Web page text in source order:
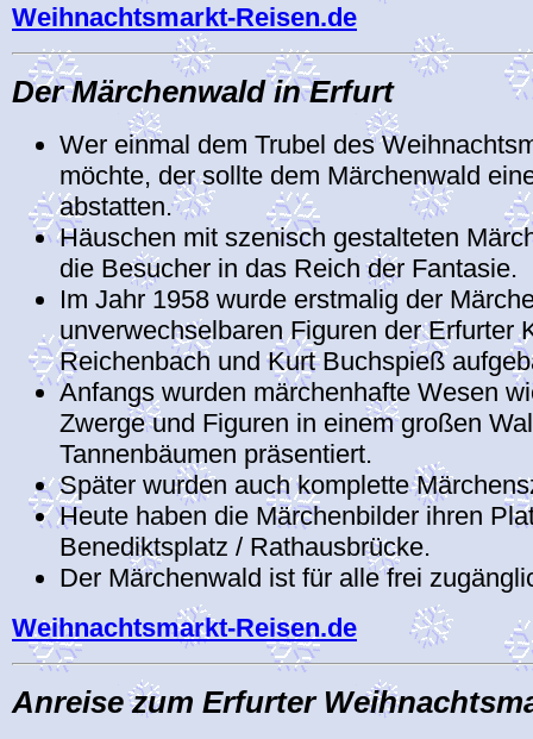
Weihnachtsmarkt-Reisen.de
Der Märchenwald in Erfurt
Wer einmal dem Trubel des
möchte, der sollte dem Märchenwald
abstatten.
Häuschen mit szenisch gestalteten
die Besucher in das Reich der Fantasie.
Im Jahr 1958 wurde erstmalig der
unverwechselbaren Figuren der Erfurter
Reichenbach und Kurt Buchspieß
Anfangs wurden märchenhafte Wesen
Zwerge und Figuren in einem großen
Tannenbäumen präsentiert.
Später wurden auch komplette
Heute haben die Märchenbilder ihren
Benediktsplatz / Rathausbrücke.
Der Märchenwald ist für alle frei
Weihnachtsmarkt-Reisen.de
Anreise zum Erfurter